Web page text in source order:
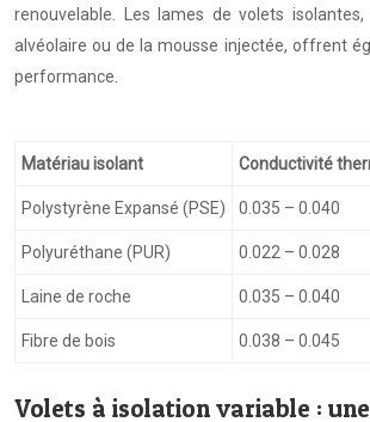
renouvelable. Les lames de volets
alvéolaire ou de la mousse injectée, offrent
performance.
Matériau isolant Conductivité
Polystyrène Expansé (PSE) 0.035 – 0.040
Polyuréthane (PUR) 0.022 – 0.028
Laine de roche 0.035 – 0.040
Fibre de bois 0.038 – 0.045
Volets à isolation variable :